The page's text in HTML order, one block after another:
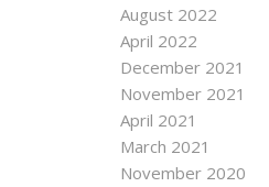
August 2022
April 2022
December 2021
November 2021
April 2021
March 2021
November 2020